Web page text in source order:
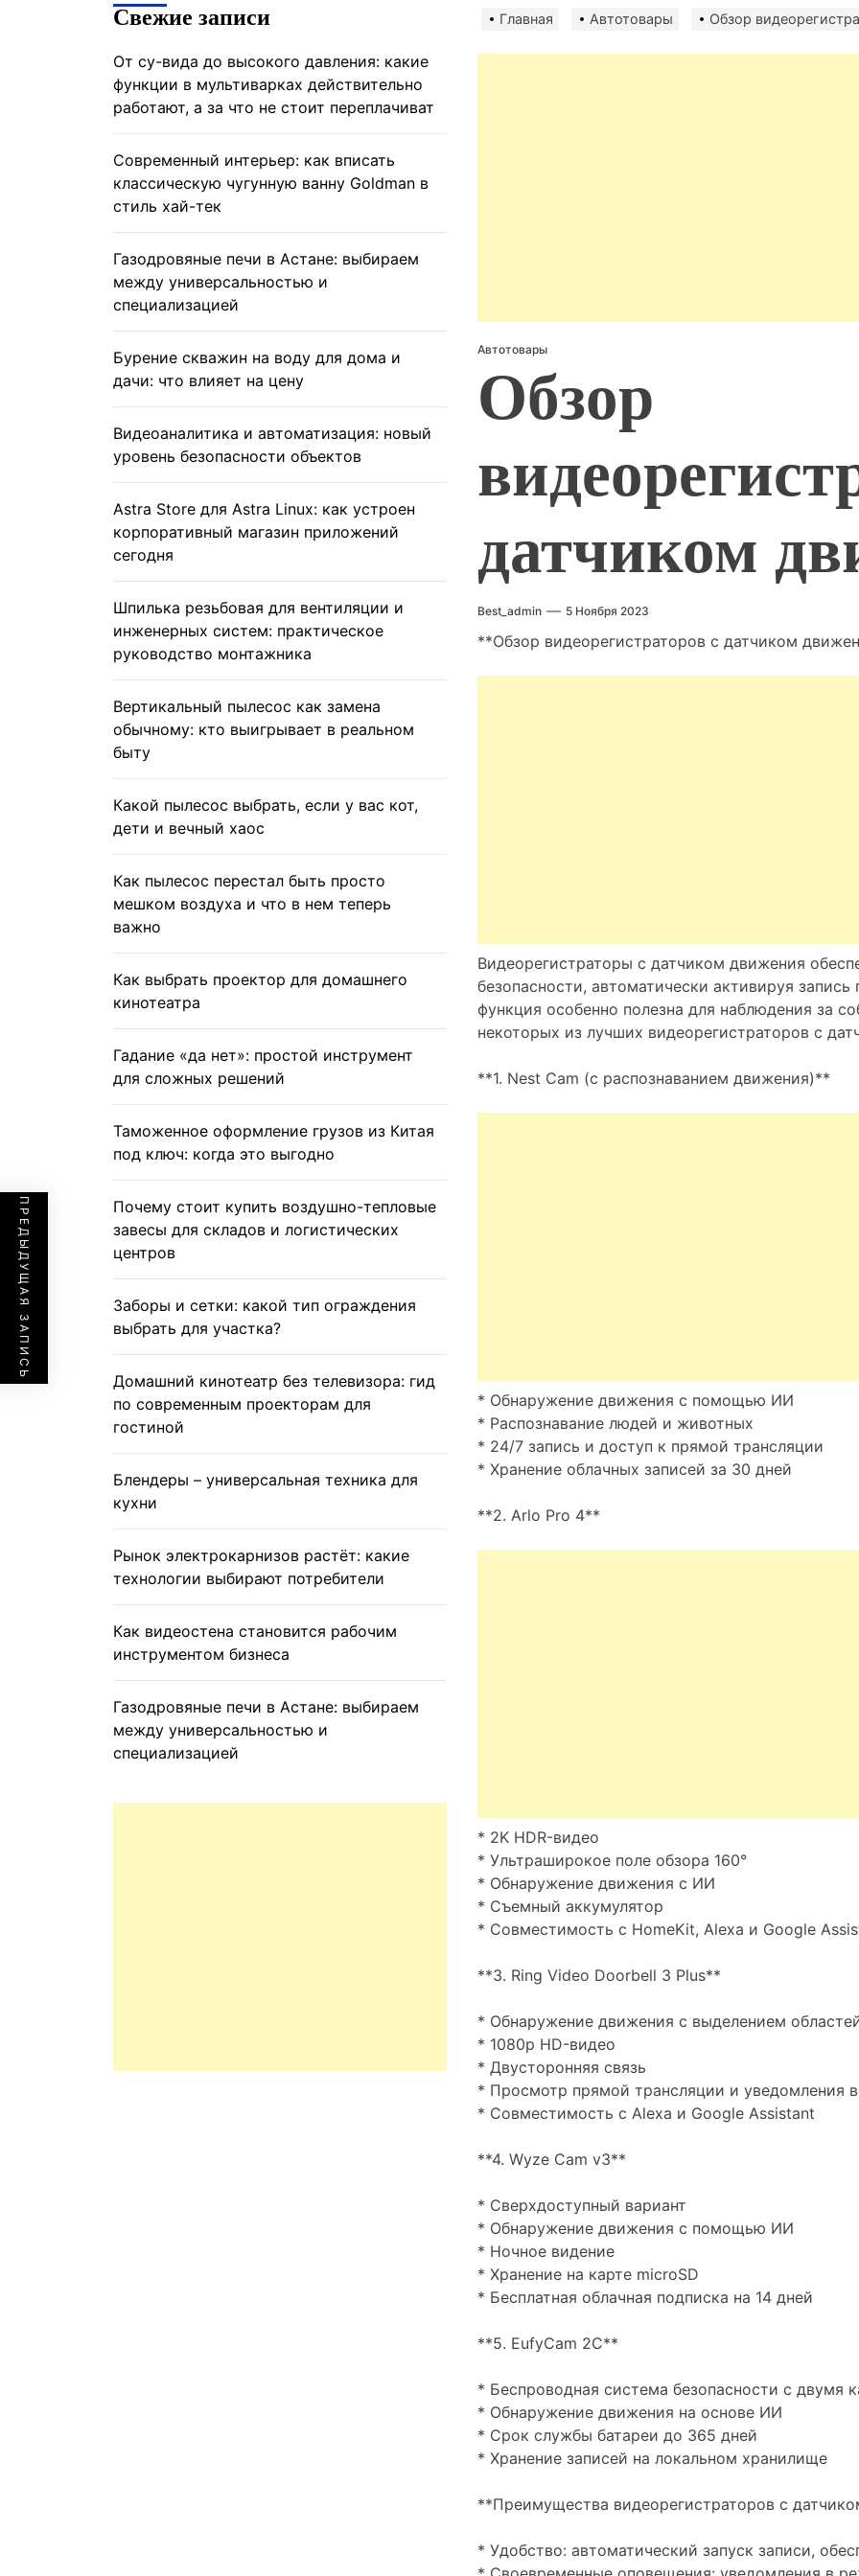
Главная Автотовары Обзор
Автотовары
Обзор
датчиком
Best_admin 5 Ноября 2023
**Обзор видеорегистраторов с датчиком
Видеорегистраторы с датчиком движения
безопасности, автоматически активируя
функция особенно полезна для наблюдения за
некоторых из лучших видеорегистраторов с
**1. Nest Cam (с распознаванием движения)**
* Обнаружение движения с помощью ИИ
* Распознавание людей и животных
* 24/7 запись и доступ к прямой трансляции
* Хранение облачных записей за 30 дней
**2. Arlo Pro 4**
* 2K HDR-видео
* Ультраширокое поле обзора 160°
* Обнаружение движения с ИИ
* Съемный аккумулятор
* Совместимость с HomeKit, Alexa и Google
**3. Ring Video Doorbell 3 Plus**
* Обнаружение движения с выделением
* 1080p HD-видео
* Двусторонняя связь
* Просмотр прямой трансляции и уведомления
* Совместимость с Alexa и Google Assistant
**4. Wyze Cam v3**
* Сверхдоступный вариант
* Обнаружение движения с помощью ИИ
* Ночное видение
* Хранение на карте microSD
* Бесплатная облачная подписка на 14 дней
**5. EufyCam 2C**
* Беспроводная система безопасности с двумя
* Обнаружение движения на основе ИИ
* Срок службы батареи до 365 дней
* Хранение записей на локальном хранилище
**Преимущества видеорегистраторов с
* Удобство: автоматический запуск записи,
ПРЕДЫДУЩАЯ ЗАПИСЬ
Свежие записи
От су-вида до высокого давления: какие
функции в мультиварках действительно
работают, а за что не стоит переплачиват
Современный интерьер: как вписать
классическую чугунную ванну Goldman в
стиль хай-тек
Газодровяные печи в Астане: выбираем
между универсальностью и
специализацией
Бурение скважин на воду для дома и
дачи: что влияет на цену
Видеоаналитика и автоматизация: новый
уровень безопасности объектов
Astra Store для Astra Linux: как устроен
корпоративный магазин приложений
сегодня
Шпилька резьбовая для вентиляции и
инженерных систем: практическое
руководство монтажника
Вертикальный пылесос как замена
обычному: кто выигрывает в реальном
быту
Какой пылесос выбрать, если у вас кот,
дети и вечный хаос
Как пылесос перестал быть просто
мешком воздуха и что в нем теперь
важно
Как выбрать проектор для домашнего
кинотеатра
Гадание «да нет»: простой инструмент
для сложных решений
Таможенное оформление грузов из Китая
под ключ: когда это выгодно
Почему стоит купить воздушно-тепловые
завесы для складов и логистических
центров
Заборы и сетки: какой тип ограждения
выбрать для участка?
Домашний кинотеатр без телевизора: гид
по современным проекторам для
гостиной
Блендеры – универсальная техника для
кухни
Рынок электрокарнизов растёт: какие
технологии выбирают потребители
Как видеостена становится рабочим
инструментом бизнеса
Газодровяные печи в Астане: выбираем
между универсальностью и
специализацией